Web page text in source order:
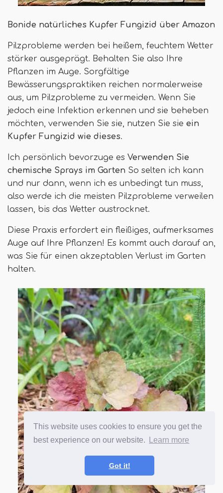
This website uses cookies to ensure you get the
best experience on our website.
Learn more
Got it!
Bonide natürliches Kupfer Fungizid über Amazon
Pilzprobleme werden bei heißem, feuchtem Wetter
stärker ausgeprägt. Behalten Sie also Ihre
Pflanzen im Auge. Sorgfältige
Bewässerungspraktiken reichen normalerweise
aus, um Pilzprobleme zu vermeiden. Wenn Sie
jedoch eine Infektion erkennen und sie beheben
möchten, verwenden Sie sie, nutzen Sie sie ein
Kupfer Fungizid wie dieses.
Ich persönlich bevorzuge es Verwenden Sie
chemische Sprays im Garten So selten ich kann
und nur dann, wenn ich es unbedingt tun muss,
also werde ich die meisten Pilzprobleme verweilen
lassen, bis das Wetter austrocknet.
Diese Praxis erfordert ein fleißiges, aufmerksames
Auge auf Ihre Pflanzen! Es kommt auch darauf an,
was Sie für einen akzeptablen Verlust im Garten
halten.